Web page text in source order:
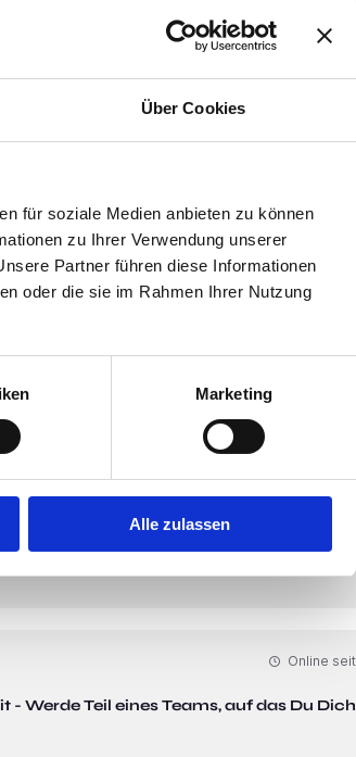
Über Cookies
für soziale Medien anbieten zu können
zu Ihrer Verwendung unserer
Partner führen diese Informationen
oder die sie im Rahmen Ihrer Nutzung
Marketing
Alle zulassen
und umweltfreundlich mit unserem Job-
Erreichbarkeit in unserer ruhigen und
die Dein Engagement belohnt •
bieten • Nutze exklusive Corporate
uns darauf, Dich kennenzulernen!
Zeitzuschläge • Eine übertarifliche
oder Fahrtgeld • Feste Ansprechperson,
keine Nachtdienste und
• Wir suchen nach Einrichtungen und
Werde Teil eines Teams, auf das Du Dich
Online seit